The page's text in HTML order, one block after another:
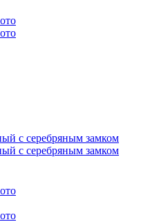
с серебряным замком
с серебряным замком